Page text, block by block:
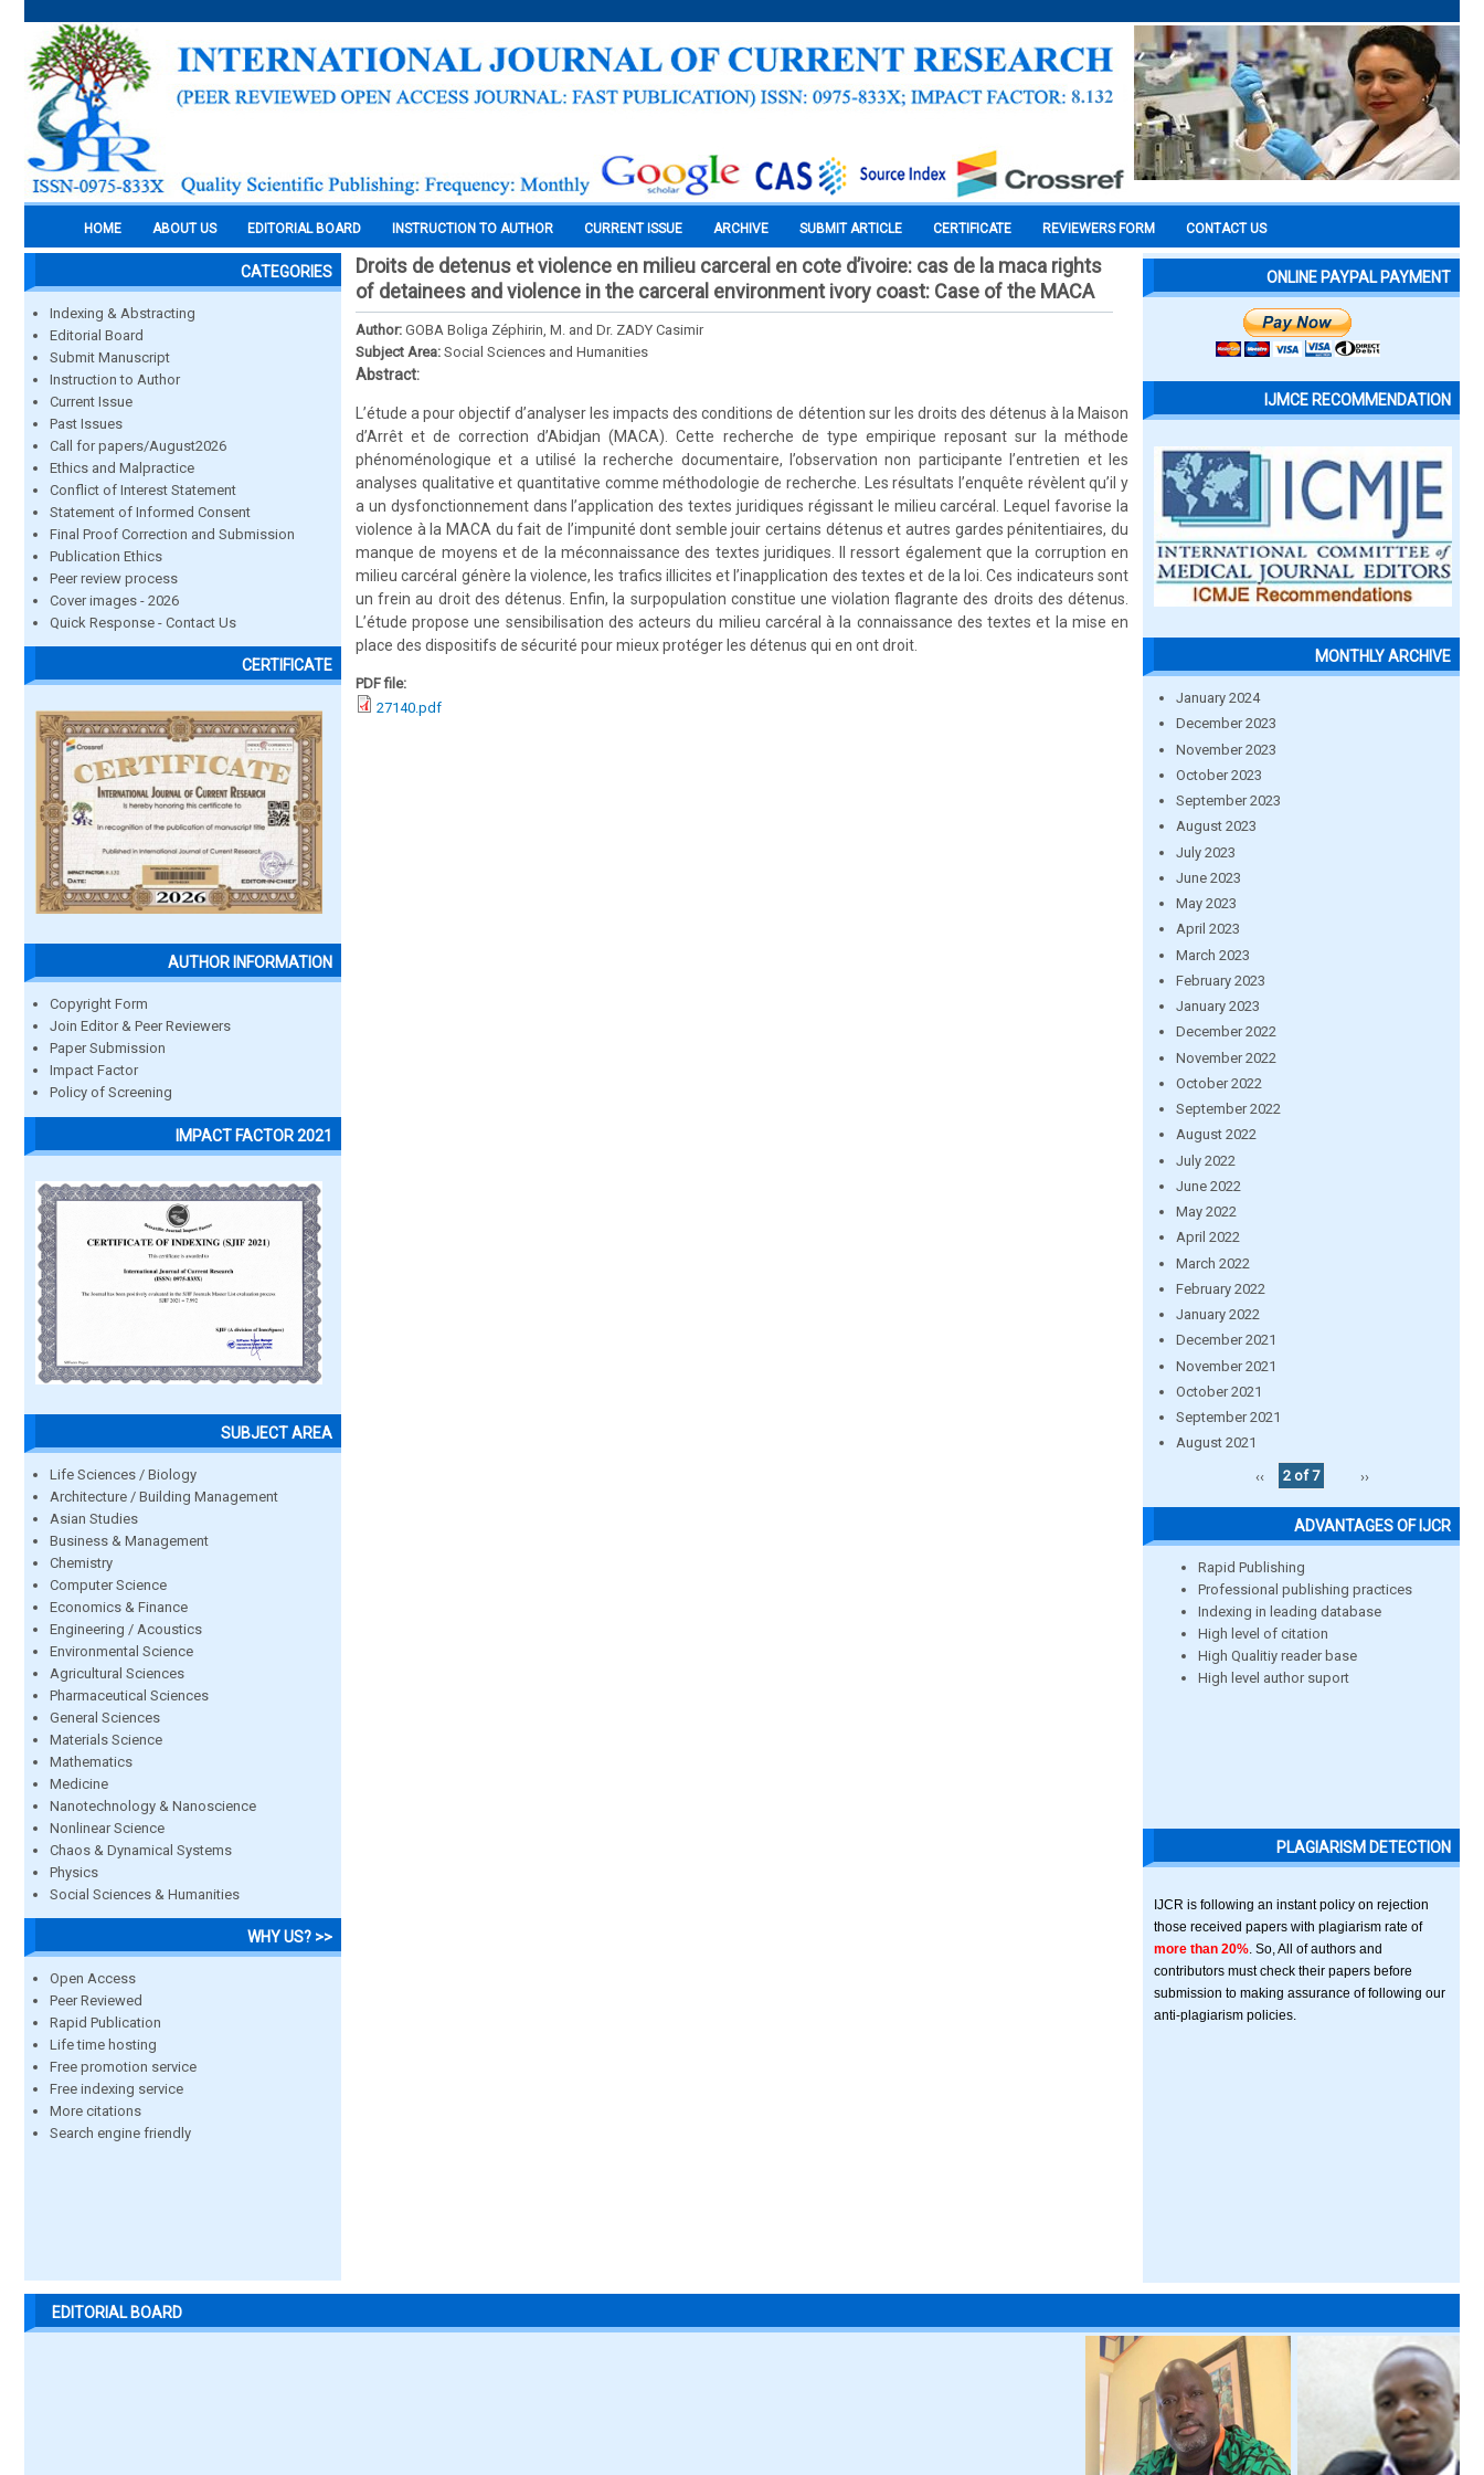
HOME ABOUT US EDITORIAL BOARD INSTRUCTION TO AUTHOR CURRENT ISSUE ARCHIVE SUBMIT ARTICLE CERTIFICATE REVIEWERS FORM CONTACT US
CATEGORIES
Indexing & Abstracting
Editorial Board
Submit Manuscript
Instruction to Author
Current Issue
Past Issues
Call for papers/August2026
Ethics and Malpractice
Conflict of Interest Statement
Statement of Informed Consent
Final Proof Correction and Submission
Publication Ethics
Peer review process
Cover images - 2026
Quick Response - Contact Us
CERTIFICATE
AUTHOR INFORMATION
Copyright Form
Join Editor & Peer Reviewers
Paper Submission
Impact Factor
Policy of Screening
IMPACT FACTOR 2021
SUBJECT AREA
Life Sciences / Biology
Architecture / Building Management
Asian Studies
Business & Management
Chemistry
Computer Science
Economics & Finance
Engineering / Acoustics
Environmental Science
Agricultural Sciences
Pharmaceutical Sciences
General Sciences
Materials Science
Mathematics
Medicine
Nanotechnology & Nanoscience
Nonlinear Science
Chaos & Dynamical Systems
Physics
Social Sciences & Humanities
WHY US? >>
Open Access
Peer Reviewed
Rapid Publication
Life time hosting
Free promotion service
Free indexing service
More citations
Search engine friendly
Droits de detenus et violence en milieu carceral en cote d’ivoire: cas de la maca rights
of detainees and violence in the carceral environment ivory coast: Case of the MACA
Author: GOBA Boliga Zéphirin, M. and Dr. ZADY Casimir
Subject Area: Social Sciences and Humanities
Abstract:
L’étude a pour objectif d’analyser les impacts des conditions de détention sur les droits des détenus à la Maison
d’Arrêt et de correction d’Abidjan (MACA). Cette recherche de type empirique reposant sur la méthode
phénoménologique et a utilisé la recherche documentaire, l’observation non participante l’entretien et les
analyses qualitative et quantitative comme méthodologie de recherche. Les résultats l’enquête révèlent qu’il y
a un dysfonctionnement dans l’application des textes juridiques régissant le milieu carcéral. Lequel favorise la
violence à la MACA du fait de l’impunité dont semble jouir certains détenus et autres gardes pénitentiaires, du
manque de moyens et de la méconnaissance des textes juridiques. Il ressort également que la corruption en
milieu carcéral génère la violence, les trafics illicites et l’inapplication des textes et de la loi. Ces indicateurs sont
un frein au droit des détenus. Enfin, la surpopulation constitue une violation flagrante des droits des détenus.
L’étude propose une sensibilisation des acteurs du milieu carcéral à la connaissance des textes et la mise en
place des dispositifs de sécurité pour mieux protéger les détenus qui en ont droit.
PDF file:
27140.pdf
ONLINE PAYPAL PAYMENT
IJMCE RECOMMENDATION
MONTHLY ARCHIVE
January 2024
December 2023
November 2023
October 2023
September 2023
August 2023
July 2023
June 2023
May 2023
April 2023
March 2023
February 2023
January 2023
December 2022
November 2022
October 2022
September 2022
August 2022
July 2022
June 2022
May 2022
April 2022
March 2022
February 2022
January 2022
December 2021
November 2021
October 2021
September 2021
August 2021
‹‹
2 of 7 ››
ADVANTAGES OF IJCR
Rapid Publishing
Professional publishing practices
Indexing in leading database
High level of citation
High Qualitiy reader base
High level author suport
PLAGIARISM DETECTION
IJCR is following an instant policy on rejection
those received papers with plagiarism rate of
more than 20% . So, All of authors and
contributors must check their papers before
submission to making assurance of following our
anti-plagiarism policies.
EDITORIAL BOARD